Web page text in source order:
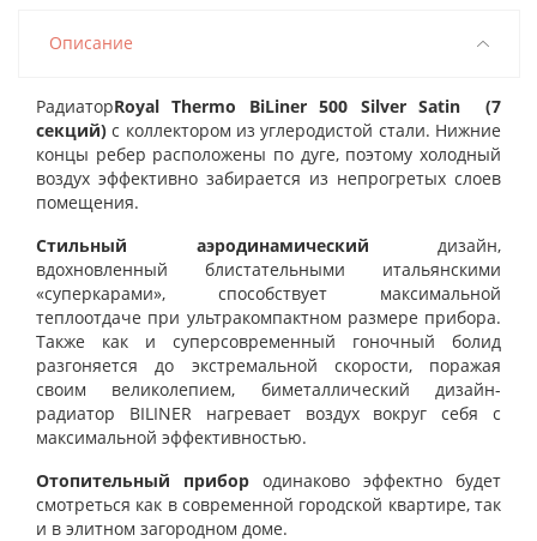
Описание
РадиаторRoyal Thermo BiLiner 500 Silver Satin (7
секций) с коллектором из углеродистой стали. Нижние
концы ребер расположены по дуге, поэтому холодный
воздух эффективно забирается из непрогретых слоев
помещения.
Стильный аэродинамический дизайн,
вдохновленный блистательными итальянскими
«суперкарами», способствует максимальной
теплоотдаче при ультракомпактном размере прибора.
Также как и суперсовременный гоночный болид
разгоняется до экстремальной скорости, поражая
своим великолепием, биметаллический дизайн-
радиатор BILINER нагревает воздух вокруг себя с
максимальной эффективностью.
Отопительный прибор одинаково эффектно будет
смотреться как в современной городской квартире, так
и в элитном загородном доме.